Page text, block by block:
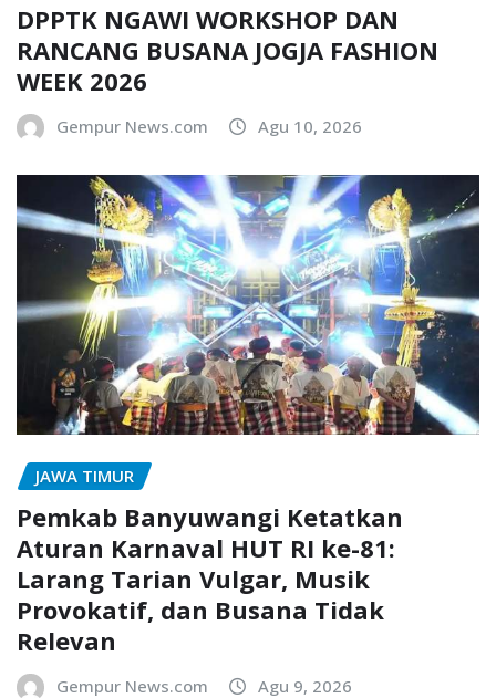
DPPTK NGAWI WORKSHOP DAN
RANCANG BUSANA JOGJA FASHION
WEEK 2026
Gempur News.com Agu 10, 2026
JAWA TIMUR
Pemkab Banyuwangi Ketatkan
Aturan Karnaval HUT RI ke-81:
Larang Tarian Vulgar, Musik
Provokatif, dan Busana Tidak
Relevan
Gempur News.com Agu 9, 2026